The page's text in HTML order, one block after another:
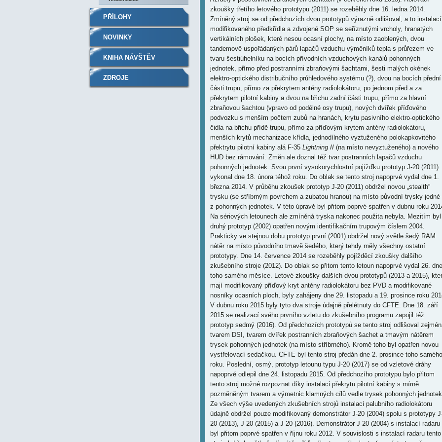
zkoušky třetího letového prototypu (2011) se rozeběhly dne 16. ledna 2014.
Zmíněný stroj se od předchozích dvou prototypů výrazně odlišoval, a to instalací
modifikovaného předkřídla a zdvojené SOP se seříznutými vrcholy, hranatých
vertikálních plošek, které nesou ocasní plochy, na místo zaoblených, dvou
tandemově uspořádaných párů lapačů vzduchu výměníků tepla s průřezem ve
tvaru šestiúhelníku na bocích přívodních vzduchových kanálů pohonných
jednotek, přímo před postranními zbraňovými šachtami, šesti malých okének
elektro-optického distribučního průhledového systému (?), dvou na bocích přední
části trupu, přímo za překrytem antény radiolokátoru, po jednom před a za
překrytem pilotní kabiny a dvou na břichu zadní části trupu, přímo za hlavní
zbraňovou šachtou (vpravo od podélné osy trupu), nových dvířek příďového
podvozku s menším počtem zubů na hranách, krytu pasivního elektro-optického
čidla na břichu přídě trupu, přímo za příďovým krytem antény radiolokátoru,
menších krytů mechanizace křídla, jednodílného vyztuženého polokapkovitého
přektrytu pilotní kabiny alá F-35 Lightning II(na místo nevyztuženého) a nového
HUD bez rámování. Změn ale doznal též tvar postranních lapačů vzduchu
pohonných jednotek. Svou první vysokorychlostní pojížďku prototyp J-20 (2011)
vykonal dne 18. února téhož roku. Do oblak se tento stroj napoprvé vydal dne 1.
března 2014. V průběhu zkoušek prototyp J-20 (2011) obdržel novou „stealth“
trysku (se stříbrným povrchem a zubatou hranou) na místo původní trysky jedné
z pohonných jednotek. V této úpravě byl přitom poprvé spatřen v dubnu roku
Na sériových letounech ale zmíněná tryska nakonec použita nebyla. Mezitím byl
druhý prototyp (2002) opatřen novým identifikačním trupovým číslem 2004.
Prakticky ve stejnou dobu prototyp první (2001) obdržel nový světle šedý RAM
nátěr na místo původního tmavě šedého, který tehdy měly všechny ostatní
prototypy. Dne 14. července 2014 se rozeběhly pojížděcí zkoušky dalšího
zkušebního stroje (2012). Do oblak se přitom tento letoun napoprvé vydal 26. dne
toho samého měsíce. Letové zkoušky dalších dvou prototypů (2013 a 2015),
mají modifikovaný příďový kryt antény radiolokátoru bez PVD a modifikované
nosníky ocasních ploch, byly zahájeny dne 29. listopadu a 19. prosince roku
V dubnu roku 2015 byly tyto dva stroje údajně přelétnuty do CFTE. Dne 18. září
2015 se realizací svého prvního vzletu do zkušebního programu zapojil též
prototyp sedmý (2016). Od předchozích prototypů se tento stroj odlišoval
tvarem DSI, tvarem dvířek postranních zbraňových šachet a tmavým nátěrem
trysek pohonných jednotek (na místo stříbrného). Kromě toho byl opatřen novou
vystřelovací sedačkou. CFTE byl tento stroj předán dne 2. prosince toho samého
roku. Poslední, osmý, prototyp letounu typu J-20 (2017) se od vzletové dráhy
napoprvé odlepil dne 24. listopadu 2015. Od předchozího prototypu bylo přitom
tento stroj možné rozpoznat díky instalaci překrytu pilotní kabiny s mírně
pozměněným tvarem a výmetnic klamných cílů vedle trysek pohonných
Ze všech výše uvedených zkušebních strojů instalaci palubního radiolokátoru
údajně obdržel pouze modifikovaný demonstrátor J-20 (2004) spolu s prototypy
20 (2013), J-20 (2015) a J-20 (2016). Demonstrátor J-20 (2004) s instalací radaru
byl přitom poprvé spatřen v říjnu roku 2012. V souvislosti s instalací radaru tento
PŘÍLOHY
NOVINKY
KNIHA NÁVŠTĚV
ZDROJE